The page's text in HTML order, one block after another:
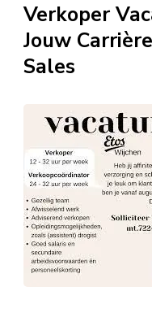
Verkoper
Jouw
Sales